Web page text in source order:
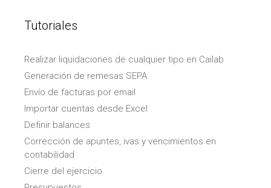
Tutoriales
Realizar liquidaciones de cualquier tipo en Cailab
Generación de remesas SEPA
Envío de facturas por email
Importar cuentas desde Excel
Definir balances
Corrección de apuntes, ivas y vencimientos en
contabilidad
Cierre del ejercicio